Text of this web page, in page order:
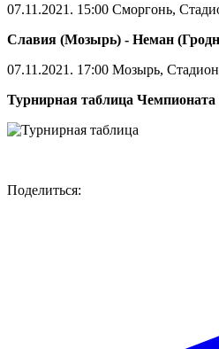
07.11.2021. 15:00 Сморгонь,
Славия (Мозырь) - Неман
07.11.2021. 17:00 Мозырь,
Турнирная таблица Чемпионата
Поделиться: